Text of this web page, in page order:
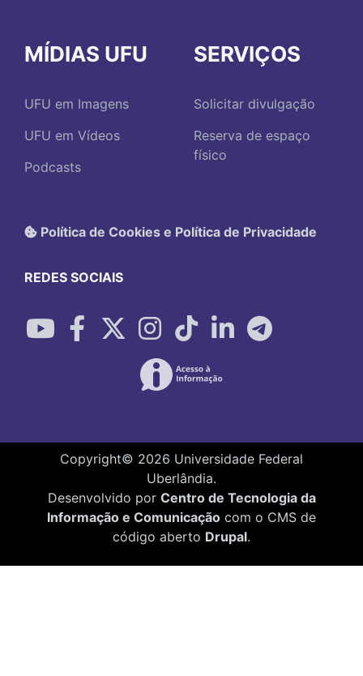
MÍDIAS UFU
UFU em Imagens
UFU em Vídeos
Podcasts
SERVIÇOS
Solicitar divulgação
Reserva de espaço
físico
Política de Cookies e Política de Privacidade
REDES SOCIAIS
Copyright© 2026 Universidade Federal
Uberlândia.
Desenvolvido por Centro de Tecnologia da
Informação e Comunicação com o CMS de
código aberto Drupal.